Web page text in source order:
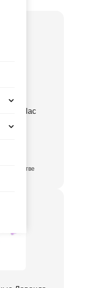
Lilac
количестве